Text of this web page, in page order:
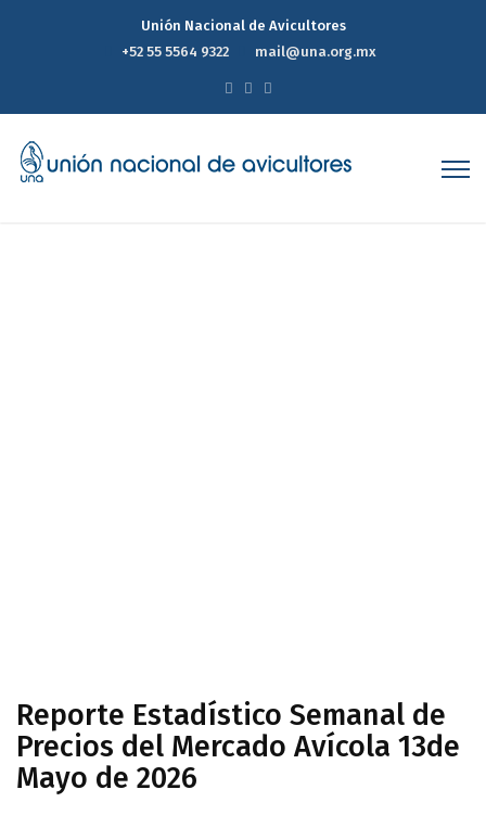
Unión Nacional de Avicultores
+52 55 5564 9322
mail@una.org.mx
Reporte Estadístico Semanal de
Precios del Mercado Avícola 13de
Mayo de 2026